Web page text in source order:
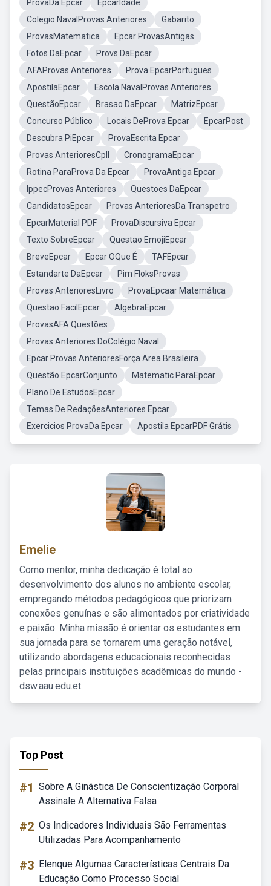
ProvaDa Epcar
EpcarIdade
Colegio NavalProvas Anteriores
Gabarito
ProvasMatematica
Epcar ProvasAntigas
Fotos DaEpcar
Provs DaEpcar
AFAProvas Anteriores
Prova EpcarPortugues
ApostilaEpcar
Escola NavalProvas Anteriores
QuestãoEpcar
Brasao DaEpcar
MatrizEpcar
Concurso Público
Locais DeProva Epcar
EpcarPost
Descubra PiEpcar
ProvaEscrita Epcar
Provas AnterioresCpll
CronogramaEpcar
Rotina ParaProva Da Epcar
ProvaAntiga Epcar
IppecProvas Anteriores
Questoes DaEpcar
CandidatosEpcar
Provas AnterioresDa Transpetro
EpcarMaterial PDF
ProvaDiscursiva Epcar
Texto SobreEpcar
Questao EmojiEpcar
BreveEpcar
Epcar OQue É
TAFEpcar
Estandarte DaEpcar
Pim FloksProvas
Provas AnterioresLivro
ProvaEpcaar Matemática
Questao FacilEpcar
AlgebraEpcar
ProvasAFA Questões
Provas Anteriores DoColégio Naval
Epcar Provas AnterioresForça Area Brasileira
Questão EpcarConjunto
Matematic ParaEpcar
Plano De EstudosEpcar
Temas De RedaçõesAnteriores Epcar
Exercicios ProvaDa Epcar
Apostila EpcarPDF Grátis
Emelie
Como mentor, minha dedicação é total ao
desenvolvimento dos alunos no ambiente escolar,
empregando métodos pedagógicos que priorizam
conexões genuínas e são alimentados por criatividade
e paixão. Minha missão é orientar os estudantes em
sua jornada para se tornarem uma geração notável,
utilizando abordagens educacionais reconhecidas
pelas principais instituições acadêmicas do mundo -
dsw.aau.edu.et.
Top Post
#1 Sobre A Ginástica De Conscientização Corporal
Assinale A Alternativa Falsa
#2 Os Indicadores Individuais São Ferramentas
Utilizadas Para Acompanhamento
#3 Elenque Algumas Características Centrais Da
Educação Como Processo Social